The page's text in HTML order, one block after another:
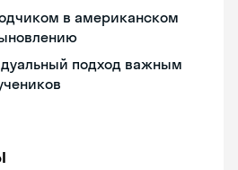
в американском
подход важным